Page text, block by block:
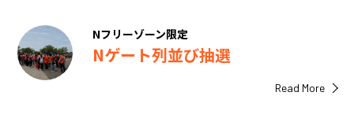
Nフリーゾーン限定
Nゲート列並び抽選
Read More